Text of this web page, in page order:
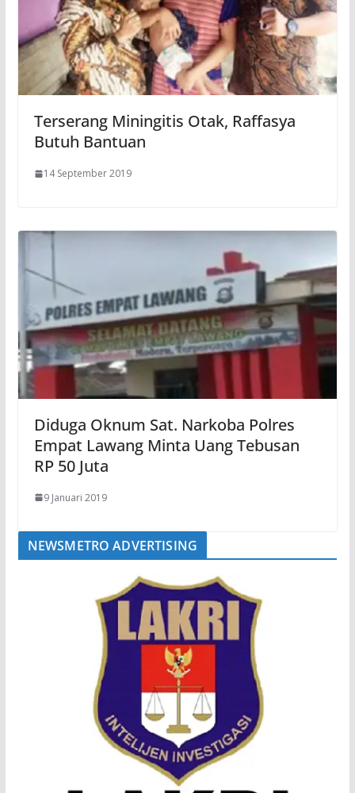
Terserang Miningitis Otak, Raffasya
Butuh Bantuan
14 September 2019
Diduga Oknum Sat. Narkoba Polres
Empat Lawang Minta Uang Tebusan
RP 50 Juta
9 Januari 2019
NEWSMETRO ADVERTISING